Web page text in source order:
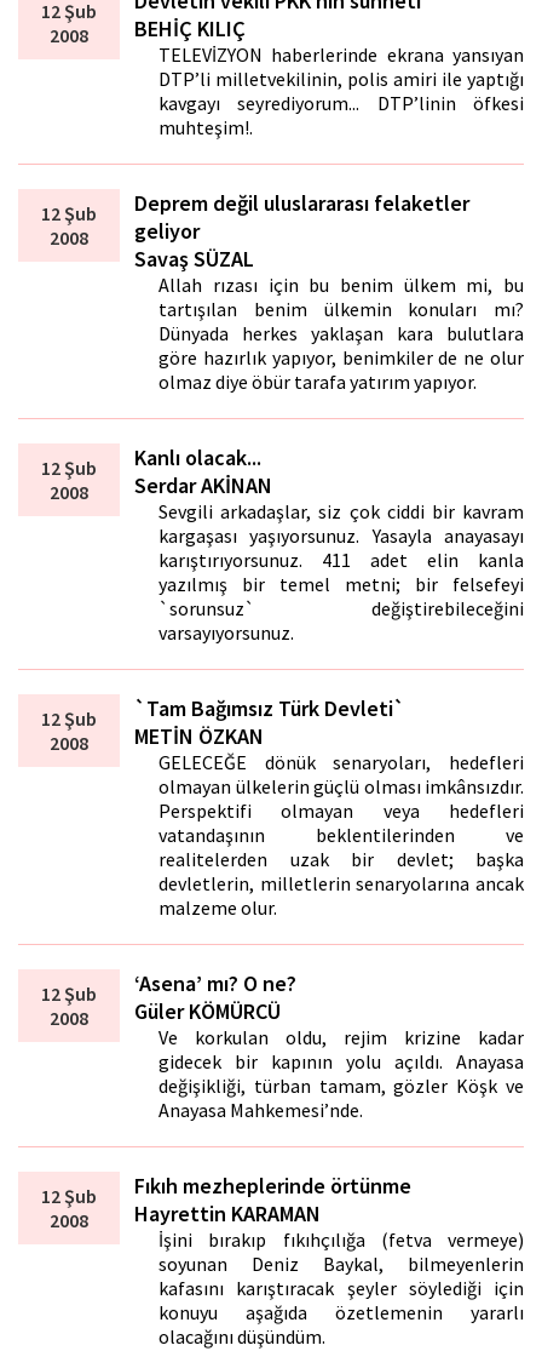
12 Şub
2008
BEHİÇ KILIÇ
TELEVİZYON haberlerinde ekrana yansıyan
DTP’li milletvekilinin, polis amiri ile yaptığı
kavgayı seyrediyorum... DTP’linin öfkesi
muhteşim!.
12 Şub
2008
Deprem değil uluslararası felaketler
geliyor
Savaş SÜZAL
Allah rızası için bu benim ülkem mi, bu
tartışılan benim ülkemin konuları mı?
Dünyada herkes yaklaşan kara bulutlara
göre hazırlık yapıyor, benimkiler de ne olur
olmaz diye öbür tarafa yatırım yapıyor.
12 Şub
2008
Kanlı olacak...
Serdar AKİNAN
Sevgili arkadaşlar, siz çok ciddi bir kavram
kargaşası yaşıyorsunuz. Yasayla anayasayı
karıştırıyorsunuz. 411 adet elin kanla
yazılmış bir temel metni; bir felsefeyi
`sorunsuz` değiştirebileceğini
varsayıyorsunuz.
12 Şub
2008
`Tam Bağımsız Türk Devleti`
METİN ÖZKAN
GELECEĞE dönük senaryoları, hedefleri
olmayan ülkelerin güçlü olması imkânsızdır.
Perspektifi olmayan veya hedefleri
vatandaşının beklentilerinden ve
realitelerden uzak bir devlet; başka
devletlerin, milletlerin senaryolarına ancak
malzeme olur.
12 Şub
2008
‘Asena’ mı? O ne?
Güler KÖMÜRCÜ
Ve korkulan oldu, rejim krizine kadar
gidecek bir kapının yolu açıldı. Anayasa
değişikliği, türban tamam, gözler Köşk ve
Anayasa Mahkemesi’nde.
12 Şub
2008
Fıkıh mezheplerinde örtünme
Hayrettin KARAMAN
İşini bırakıp fıkıhçılığa (fetva vermeye)
soyunan Deniz Baykal, bilmeyenlerin
kafasını karıştıracak şeyler söylediği için
konuyu aşağıda özetlemenin yararlı
olacağını düşündüm.